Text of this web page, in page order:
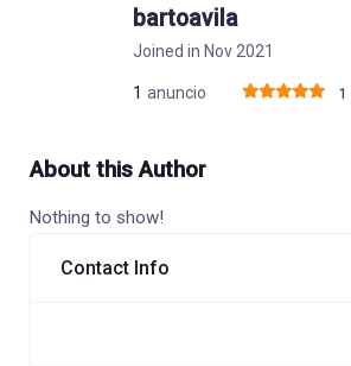
bartoavila
Joined in Nov 2021
1 anuncio 1
About this Author
Nothing to show!
Contact Info